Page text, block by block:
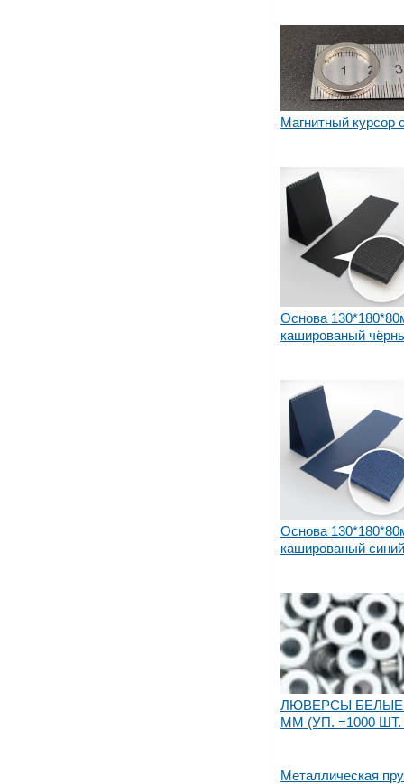
Магнитный курсор
Основа
кашированый
Основа
кашированый
ЛЮВЕРСЫ БЕЛЫЕ
MM (УП. =1000 ШТ.
Металлическая